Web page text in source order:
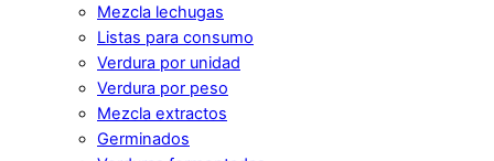
Mezcla lechugas
Listas para consumo
Verdura por unidad
Verdura por peso
Mezcla extractos
Germinados